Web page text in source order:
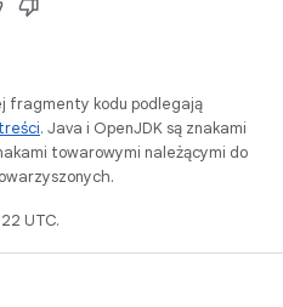
fragmenty kodu podlegają
. Java i OpenJDK są znakami
towarowymi należącymi do
UTC.